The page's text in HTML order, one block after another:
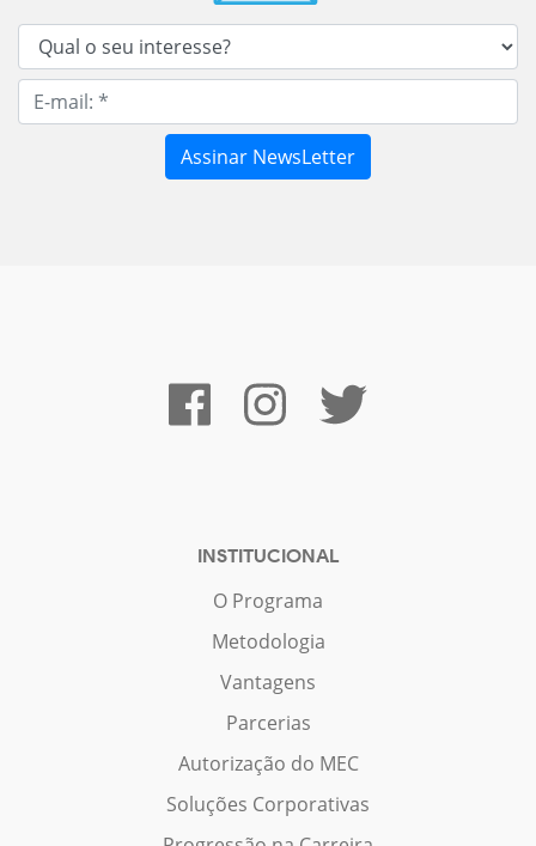
INSTITUCIONAL
O Programa
Metodologia
Vantagens
Parcerias
Autorização do MEC
Soluções Corporativas